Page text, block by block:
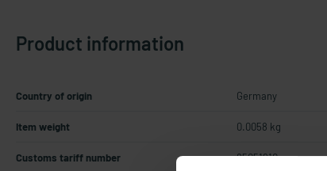
Product information
Country of origin Germany
Item weight 0.0058 kg
Customs tariff number 85051910